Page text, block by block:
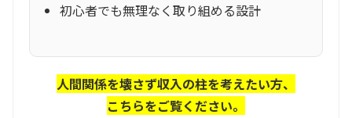
初心者でも無理なく取り組める設計
人間関係を壊さず収入の柱を考えたい方、
こちらをご覧ください。